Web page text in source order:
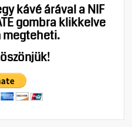
kávé árával a NIF
gombra klikkelve
megteheti.